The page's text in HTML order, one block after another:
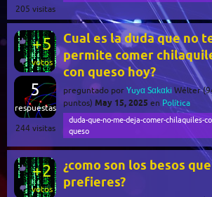
205 visitas
+5
votos
5
respuestas
244visitas
Cual es la duda que no
permite comer
con queso hoy?
preguntado por Yuyα Sαkαki Wélter (
puntos) May 15, 2025 en Política
duda-que-no-me-deja-comer-chilaquiles-
queso
+2
votos
¿como son los besos que
prefieres?